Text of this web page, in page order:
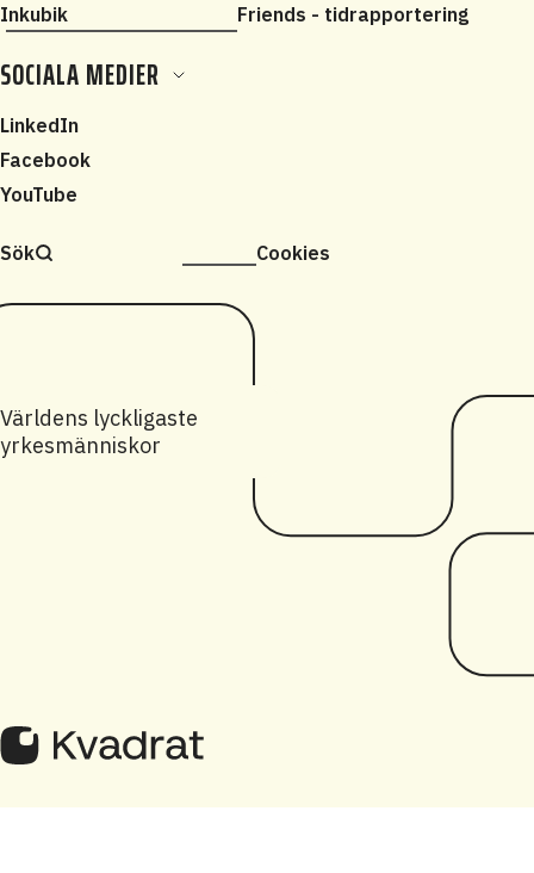
Inkubik
Friends - tidrapportering
SOCIALA MEDIER
LinkedIn
Facebook
YouTube
Sök Cookies
Världens lyckligaste
yrkesmänniskor